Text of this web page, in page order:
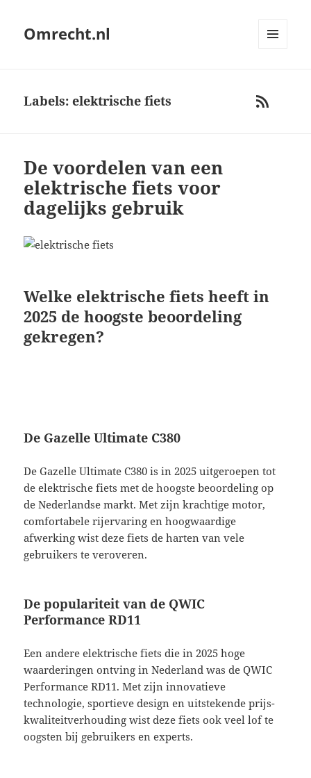
Omrecht.nl
RSS
Labels: elektrische fiets
De voordelen van een
elektrische fiets voor
dagelijks gebruik
Welke elektrische fiets heeft in
2025 de hoogste beoordeling
gekregen?
De Gazelle Ultimate C380
De Gazelle Ultimate C380 is in 2025 uitgeroepen tot
de elektrische fiets met de hoogste beoordeling op
de Nederlandse markt. Met zijn krachtige motor,
comfortabele rijervaring en hoogwaardige
afwerking wist deze fiets de harten van vele
gebruikers te veroveren.
De populariteit van de QWIC
Performance RD11
Een andere elektrische fiets die in 2025 hoge
waarderingen ontving in Nederland was de QWIC
Performance RD11. Met zijn innovatieve
technologie, sportieve design en uitstekende prijs-
kwaliteitverhouding wist deze fiets ook veel lof te
oogsten bij gebruikers en experts.